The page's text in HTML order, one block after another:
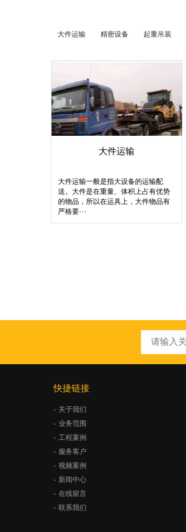
大件运输 精密设备 起重吊装
大件运输
大件运输一般是指大设备的运输配
送。大件是在重量、体积上占有优势
的物品，所以在运具上，大件物品有
严格要···
快捷链接
关于我们
业务范围
工程案例
服务客户
视频案例
新闻中心
在线留言
联系我们